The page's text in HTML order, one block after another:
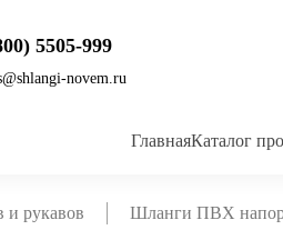
5505-999
novem.ru
ГлавнаяКаталог
и рукавов Шланги ПВХ